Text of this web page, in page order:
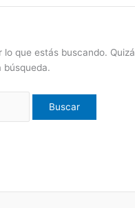
que estás buscando. Quizá
búsqueda.